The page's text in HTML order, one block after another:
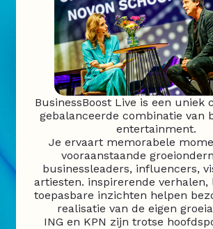
BusinessBoost Live is een uniek
gebalanceerde combinatie van
entertainment.
Je ervaart memorabele
vooraanstaande
businessleaders, influencers,
artiesten. inspirerende verhalen,
toepasbare inzichten helpen
realisatie van de eigen
ING en KPN zijn trotse